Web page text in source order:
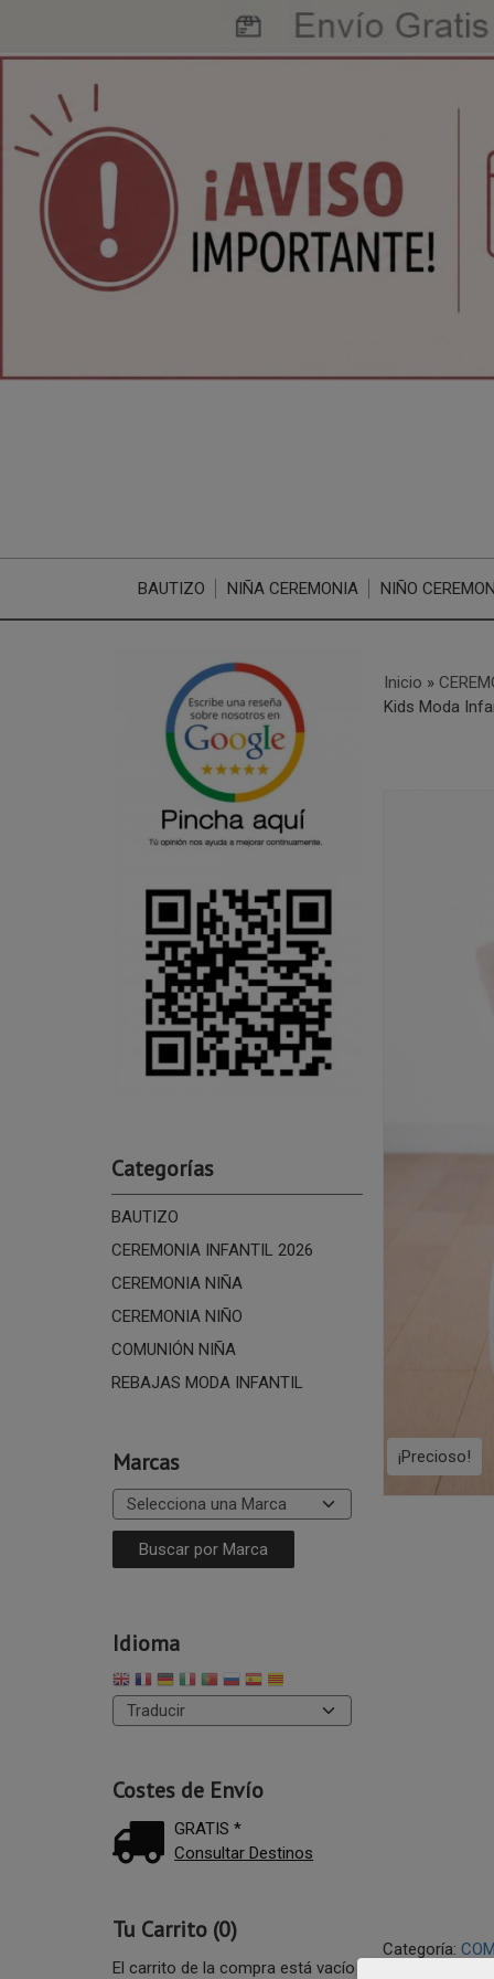
BAUTIZO NIÑA CEREMONIA NIÑO
Categorías
BAUTIZO
CEREMONIA INFANTIL 2026
CEREMONIA NIÑA
CEREMONIA NIÑO
COMUNIÓN NIÑA
REBAJAS MODA INFANTIL
Marcas
Idioma
Costes de Envío
GRATIS *
Consultar Destinos
Tu Carrito (0)
El carrito de la compra está vacío
Inicio »
Kids Moda
¡Precioso!
Categoría: